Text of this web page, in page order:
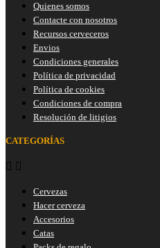
Quienes somos
Contacte con nosotros
Recursos cerveceros
Envios
Condiciones generales
Política de privacidad
Política de cookies
Condiciones de compra
Resolución de litigios
CATEGORÍAS
 
Cervezas
Hacer cerveza
Accesorios
Catas